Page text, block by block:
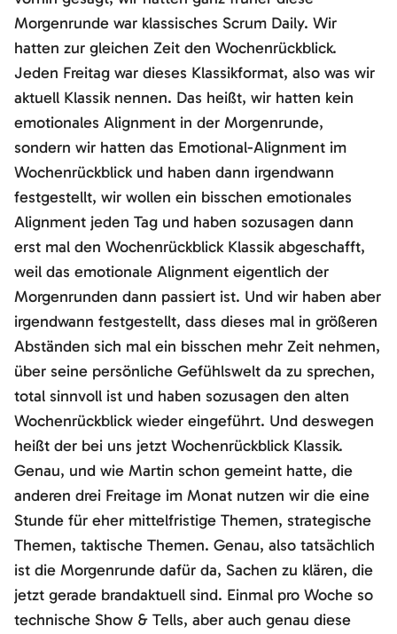
Morgenrunde war klassisches Scrum Daily. Wir
hatten zur gleichen Zeit den Wochenrückblick.
Jeden Freitag war dieses Klassikformat, also was wir
aktuell Klassik nennen. Das heißt, wir hatten kein
emotionales Alignment in der Morgenrunde,
sondern wir hatten das Emotional-Alignment im
Wochenrückblick und haben dann irgendwann
festgestellt, wir wollen ein bisschen emotionales
Alignment jeden Tag und haben sozusagen dann
erst mal den Wochenrückblick Klassik abgeschafft,
weil das emotionale Alignment eigentlich der
Morgenrunden dann passiert ist. Und wir haben aber
irgendwann festgestellt, dass dieses mal in größeren
Abständen sich mal ein bisschen mehr Zeit nehmen,
über seine persönliche Gefühlswelt da zu sprechen,
total sinnvoll ist und haben sozusagen den alten
Wochenrückblick wieder eingeführt. Und deswegen
heißt der bei uns jetzt Wochenrückblick Klassik.
Genau, und wie Martin schon gemeint hatte, die
anderen drei Freitage im Monat nutzen wir die eine
Stunde für eher mittelfristige Themen, strategische
Themen, taktische Themen. Genau, also tatsächlich
ist die Morgenrunde dafür da, Sachen zu klären, die
jetzt gerade brandaktuell sind. Einmal pro Woche so
technische Show & Tells, aber auch genau diese